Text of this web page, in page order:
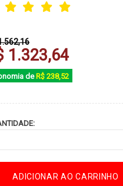
1.323,64
deR$ 238,52
ADICIONAR AO CARRINHO